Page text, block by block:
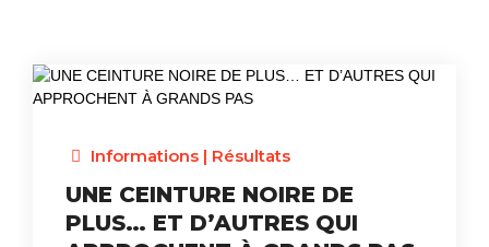
Informations| Résultats
UNE CEINTURE NOIRE DE
PLUS… ET D’AUTRES QUI